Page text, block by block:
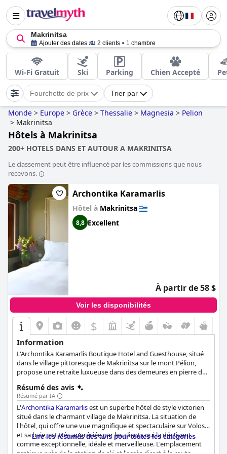
Makrinitsa
Ajouter des dates 2 clients 1 chambre
Wi-Fi Gratuit Ski Parking Chien Accepté
Fourchette de prix Trier par
Monde > Europe > Grèce > Thessalie > Magnesia > Pelion
> Makrinitsa
Hôtels à Makrinitsa
200+ HOTELS DANS ET AUTOUR A MAKRINITSA
Le classement peut être influencé par les commissions que nous
recevons.
Archontika Karamarlis
Hôtel à Makrinitsa
8,8 Excellent
À partir de 58 $
Voir les disponibilités
$
Information
L'Archontika Karamarlis Boutique Hotel and Guesthouse, situé
dans le village pittoresque de Makrinitsa sur le mont Pélion,
propose une retraite luxueuse dans des demeures en pierre du
chambres et des suites décorées de façon traditionnelle et
dotées d'équipements modernes. Il offre une expérience de
vacances unique, avec un petit déjeuner grec composé de
spécialités locales. En outre, Archontika Karamarlis se spécialise
dans l'organisation de mariages à service complet, garantissant
une célébration sans faille et inoubliable dans le cadre
enchanteur de la riche histoire et de la beauté naturelle du mont
Résumé des avis
Résumé par IA
L'Archontika Karamarlisest un superbe hôtel de style victorien
situé dans le charmant village de Makrinitsa. La situation de
l'hôtel, qui offre une vue magnifique et spectaculaire sur Volos
et sa baie, est très appréciée par les clients qui la décrivent
comme exceptionnelle, idéale et merveilleuse. L'emplacement
Lire les résumés des avis pour toutes les catégories